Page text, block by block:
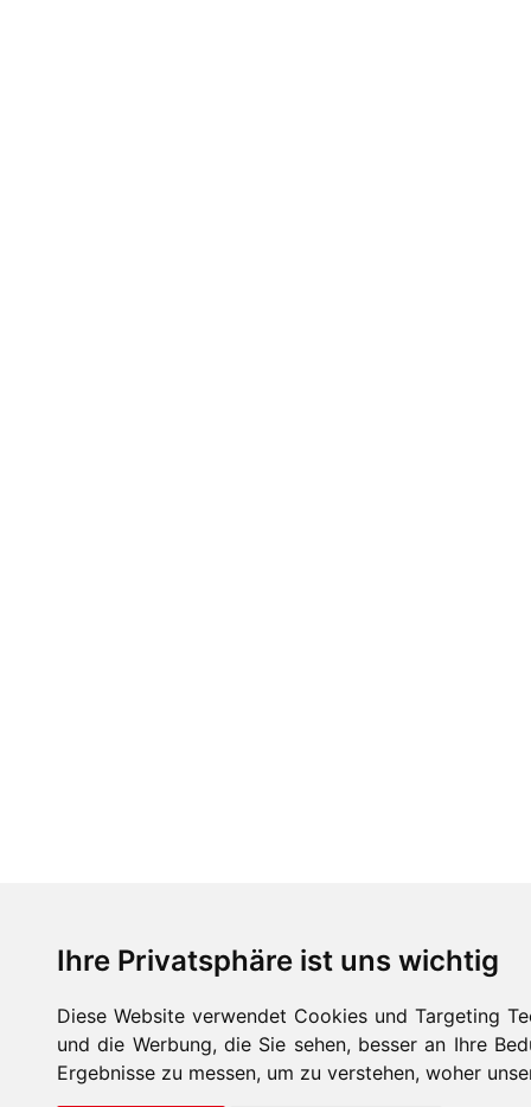
Ihre Privatsphäre ist uns wichtig
Diese Website verwendet Cookies und Targeting
und die Werbung, die Sie sehen, besser an Ihre
Ergebnisse zu messen, um zu verstehen, woher